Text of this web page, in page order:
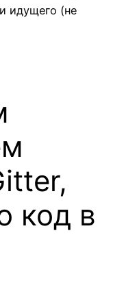
идущего (не
код в